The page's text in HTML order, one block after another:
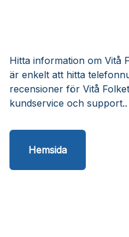
Hitta information om Vitå
är enkelt att hitta
recensioner för Vitå
kundservice och support..
Hemsida